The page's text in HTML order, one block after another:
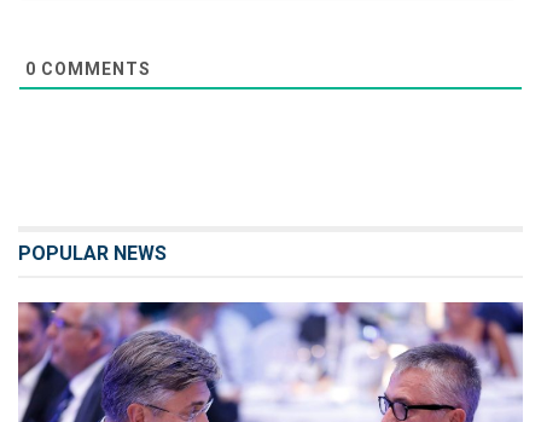
0 COMMENTS
POPULAR NEWS